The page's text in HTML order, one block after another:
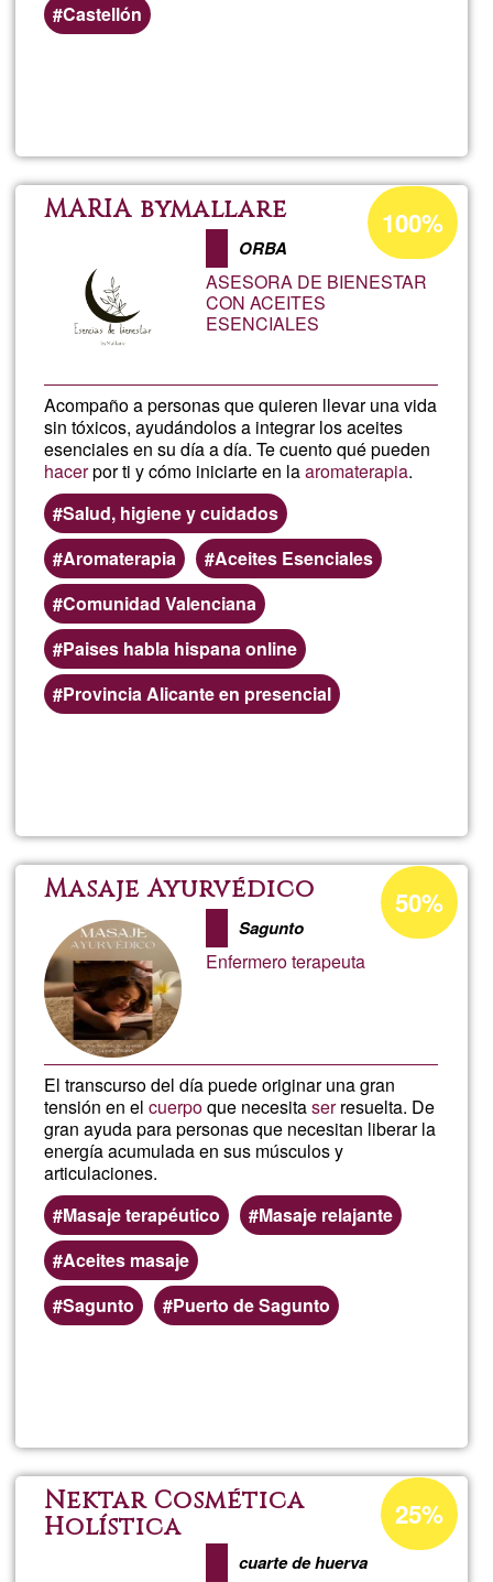
Castellón
MARIA bymallare
ORBA
ASESORA DE BIENESTAR
CON ACEITES
ESENCIALES
Acompaño a personas que quieren llevar una vida
sin tóxicos, ayudándolos a integrar los aceites
esenciales en su día a día. Te cuento qué pueden
hacerpor ti y cómo iniciarte en laaromaterapia.
Salud, higiene y cuidados
Aromaterapia
Aceites Esenciales
Comunidad Valenciana
Paises habla hispana online
Provincia Alicante en presencial
Porcentaje
de
aceptación
de
100%
MARIA
Masaje Ayurvédico
Sagunto
Enfermero terapeuta
El transcurso del día puede originar una gran
tensión en elcuerpoque necesitaserresuelta. De
gran ayuda para personas que necesitan liberar la
energía acumulada en sus músculos y
articulaciones.
Masaje terapéutico
Masaje relajante
Aceites masaje
Sagunto
Puerto de Sagunto
Porcentaje
de
aceptación
50%
Masaje
Nektar Cosmética
Holística
cuarte de huerva
Porcentaje
de
aceptación
25%